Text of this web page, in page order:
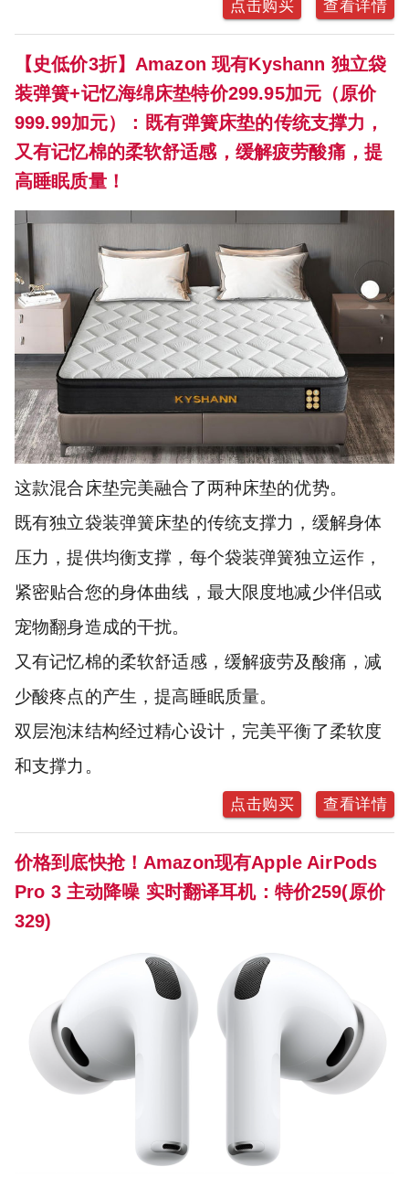
点击购买 查看详情
【史低价3折】Amazon 现有Kyshann 独立袋
装弹簧+记忆海绵床垫特价299.95加元（原价
999.99加元）：既有弹簧床垫的传统支撑力，
又有记忆棉的柔软舒适感，缓解疲劳酸痛，提
高睡眠质量！
这款混合床垫完美融合了两种床垫的优势。
既有独立袋装弹簧床垫的传统支撑力，缓解身体
压力，提供均衡支撑，每个袋装弹簧独立运作，
紧密贴合您的身体曲线，最大限度地减少伴侣或
宠物翻身造成的干扰。
又有记忆棉的柔软舒适感，缓解疲劳及酸痛，减
少酸疼点的产生，提高睡眠质量。
双层泡沫结构经过精心设计，完美平衡了柔软度
和支撑力。
点击购买 查看详情
价格到底快抢！Amazon现有Apple AirPods
Pro 3 主动降噪 实时翻译耳机：特价259(原价
329)